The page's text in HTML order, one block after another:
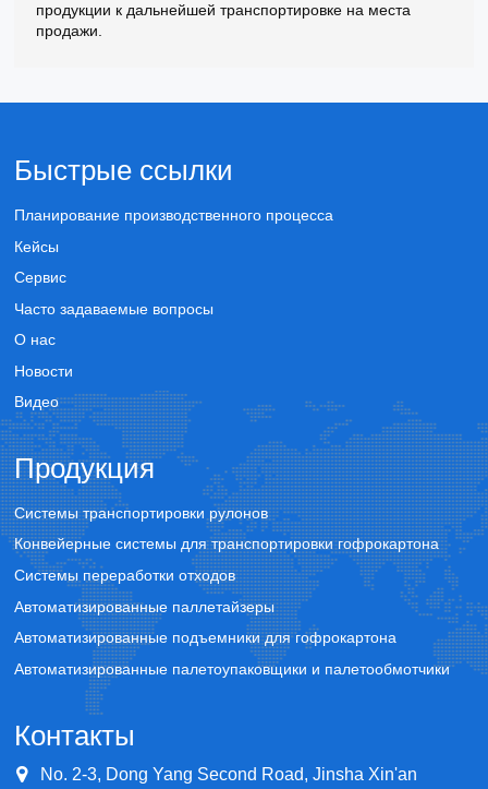
продукции к дальнейшей транспортировке на места
продажи.
Быстрые ссылки
Планирование производственного процесса
Кейсы
Сервис
Часто задаваемые вопросы
О нас
Новости
Видео
Продукция
Системы транспортировки рулонов
Конвейерные системы для транспортировки гофрокартона
Системы переработки отходов
Автоматизированные паллетайзеры
Автоматизированные подъемники для гофрокартона
Автоматизированные палетоупаковщики и палетообмотчики
Контакты
No. 2-3, Dong Yang Second Road, Jinsha Xin'an